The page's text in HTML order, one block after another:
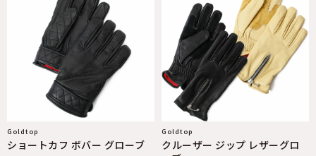
Goldtop
ショートカフ ボバー グローブ
Goldtop
クルーザー ジップ レザーグロ